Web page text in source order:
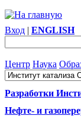
Вход | ENGLISH
Центр Наука
Разработки
Нефте- и